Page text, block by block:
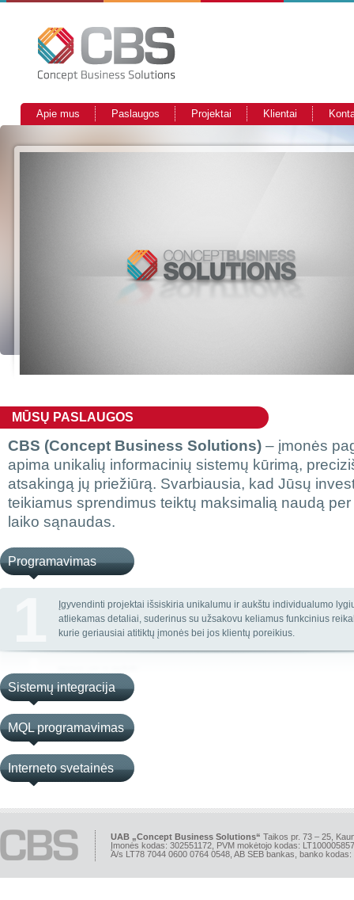
Apie mus Paslaugos Projektai Klientai
MŪSŲ PASLAUGOS
CBS (Concept Business Solutions) – įmonės
apima unikalių informacinių sistemų kūrimą,
atsakingą jų priežiūrą. Svarbiausia, kad Jūsų
teikiamus sprendimus teiktų maksimalią naudą
laiko sąnaudas.
Programavimas
Įgyvendinti projektai išsiskiria unikalumu ir aukštu individualumo
atliekamas detaliai, suderinus su užsakovu keliamus funkcinius
kurie geriausiai atitiktų įmonės bei jos klientų poreikius.
Sistemų integracija
MQL programavimas
Interneto svetainės
UAB „Concept Business Solutions“ Taikos pr. 73 – 25,
Įmonės kodas: 302551172, PVM mokėtojo kodas:
A/s LT78 7044 0600 0764 0548, AB SEB bankas, banko kodas: